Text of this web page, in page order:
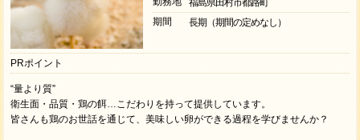
期間
長期（期間の定めなし）
PRポイント
“量より質”
衛生面・品質・鶏の餌…こだわりを持って提供しています。
皆さんも鶏のお世話を通じて、美味しい卵ができる過程を学びませんか？